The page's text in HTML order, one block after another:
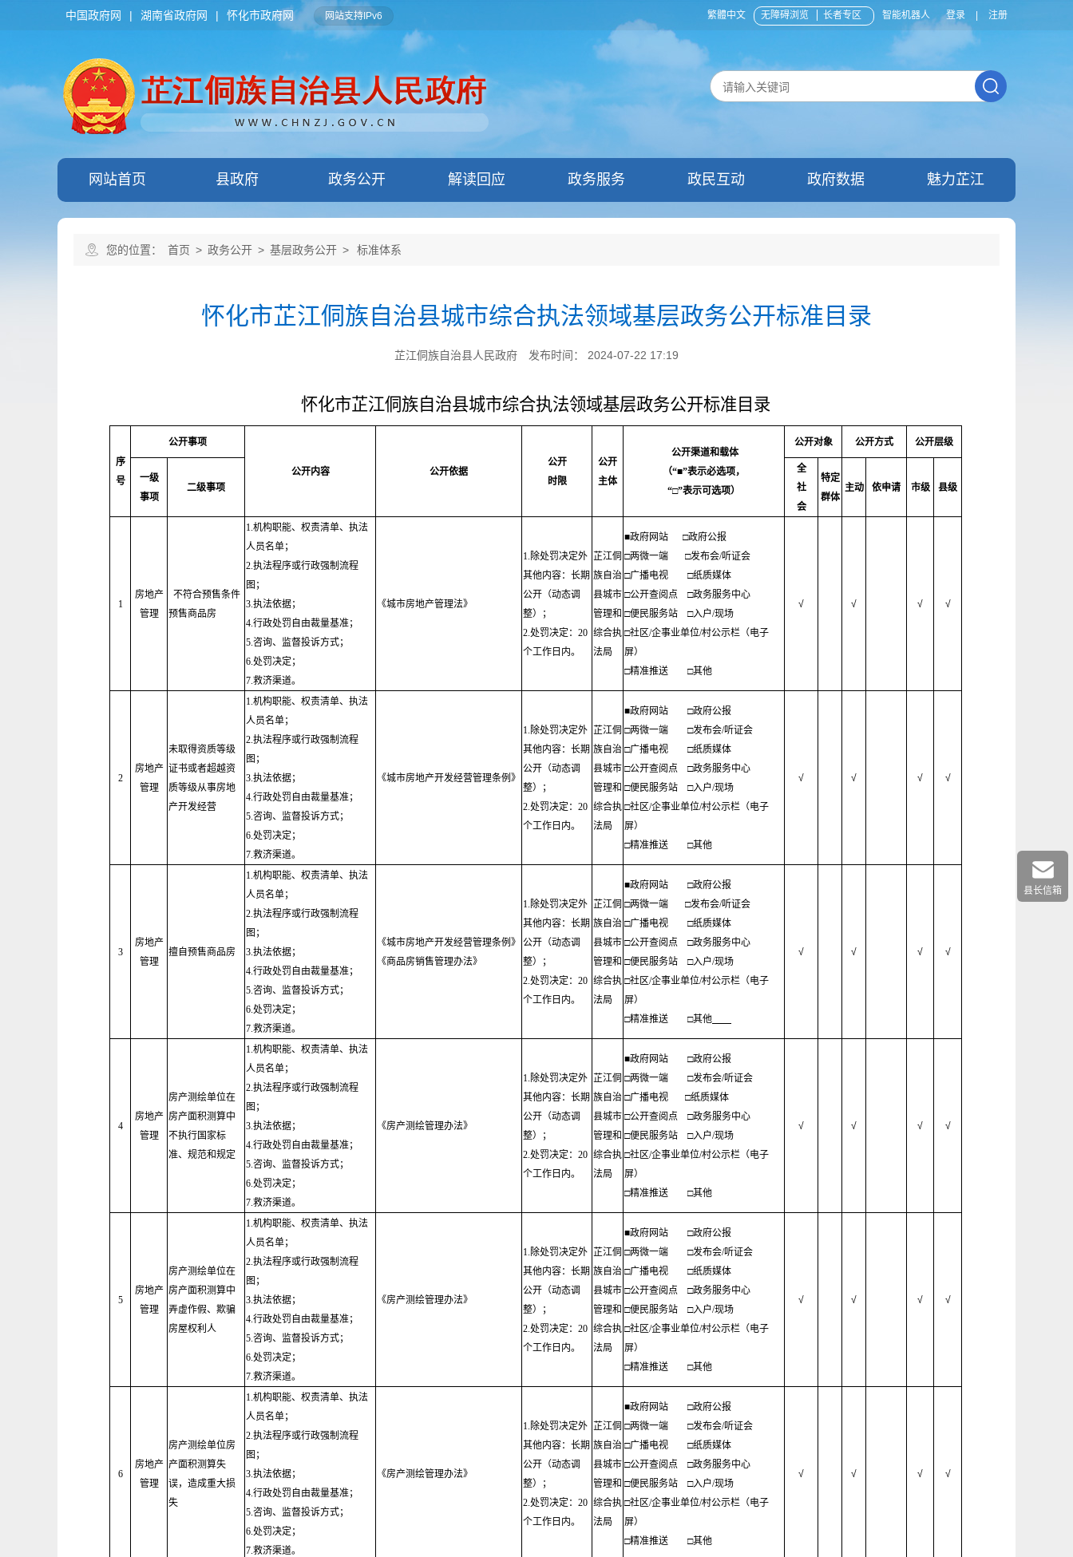
繁體中文 无障碍浏览 长者专区 智能机器人 登录 注册
中国政府网 | 湖南省政府网 | 怀化市政府网 网站支持IPv6
网站首页 县政府 政务公开 解读回应 政务服务 政民互动 政府数据 魅力芷江
您的位置： 首页 > 政务公开 > 基层政务公开 > 标准体系
怀化市芷江侗族自治县城市综合执法领域基层政务公开标准目录
芷江侗族自治县人民政府 发布时间： 2024-07-22 17:19
怀化市芷江侗族自治县城市综合执法领域基层政务公开标准目录
序
号
公开事项
公开内容 公开依据
公开
时限
公开
主体
公开渠道和载体
（“■”表示必选项，
“□”表示可选项）
公开对象 公开方式 公开层级
一级
事项
二级事项
全
社
会
特定
群体
主动 依申请 市级 县级
1
房地产
管理
不符合预售条件
预售商品房
1.机构职能、权责清单、执法
人员名单；
2.执法程序或行政强制流程
图；
3.执法依据；
4.行政处罚自由裁量基准；
5.咨询、监督投诉方式；
6.处罚决定；
7.救济渠道。
《城市房地产管理法》
1.除处罚决定外
其他内容：长期
公开（动态调
整）；
2.处罚决定：20
个工作日内。
芷江侗
族自治
县城市
管理和
综合执
法局
■政府网站
□政府公报
□两微一端
□发布会/听证会
□广播电视
□纸质媒体
□公开查阅点
□政务服务中心
□便民服务站
□入户/现场
□社区/企事业单位/村公示栏（电子
屏）
□精准推送
□其他
√ √ √ √
2
房地产
管理
未取得资质等级
证书或者超越资
质等级从事房地
产开发经营
1.机构职能、权责清单、执法
人员名单；
2.执法程序或行政强制流程
图；
3.执法依据；
4.行政处罚自由裁量基准；
5.咨询、监督投诉方式；
6.处罚决定；
7.救济渠道。
《城市房地产开发经营管理条例》
1.除处罚决定外
其他内容：长期
公开（动态调
整）；
2.处罚决定：20
个工作日内。
芷江侗
族自治
县城市
管理和
综合执
法局
■政府网站
□政府公报
□两微一端
□发布会/听证会
□广播电视
□纸质媒体
□公开查阅点
□政务服务中心
□便民服务站
□入户/现场
□社区/企事业单位/村公示栏（电子
屏）
□精准推送
□其他
√ √ √ √
3
房地产
管理
擅自预售商品房
1.机构职能、权责清单、执法
人员名单；
2.执法程序或行政强制流程
图；
3.执法依据；
4.行政处罚自由裁量基准；
5.咨询、监督投诉方式；
6.处罚决定；
7.救济渠道。
《城市房地产开发经营管理条例》
《商品房销售管理办法》
1.除处罚决定外
其他内容：长期
公开（动态调
整）；
2.处罚决定：20
个工作日内。
芷江侗
族自治
县城市
管理和
综合执
法局
■政府网站
□政府公报
□两微一端
□发布会/听证会
□广播电视
□纸质媒体
□公开查阅点
□政务服务中心
□便民服务站
□入户/现场
□社区/企事业单位/村公示栏（电子
屏）
□精准推送
□其他
√ √ √ √
4
房地产
管理
房产测绘单位在
房产面积测算中
不执行国家标
准、规范和规定
1.机构职能、权责清单、执法
人员名单；
2.执法程序或行政强制流程
图；
3.执法依据；
4.行政处罚自由裁量基准；
5.咨询、监督投诉方式；
6.处罚决定；
7.救济渠道。
《房产测绘管理办法》
1.除处罚决定外
其他内容：长期
公开（动态调
整）；
2.处罚决定：20
个工作日内。
芷江侗
族自治
县城市
管理和
综合执
法局
■政府网站
□政府公报
□两微一端
□发布会/听证会
□广播电视
□纸质媒体
□公开查阅点
□政务服务中心
□便民服务站
□入户/现场
□社区/企事业单位/村公示栏（电子
屏）
□精准推送
□其他
√ √ √ √
5
房地产
管理
房产测绘单位在
房产面积测算中
弄虚作假、欺骗
房屋权利人
1.机构职能、权责清单、执法
人员名单；
2.执法程序或行政强制流程
图；
3.执法依据；
4.行政处罚自由裁量基准；
5.咨询、监督投诉方式；
6.处罚决定；
7.救济渠道。
《房产测绘管理办法》
1.除处罚决定外
其他内容：长期
公开（动态调
整）；
2.处罚决定：20
个工作日内。
芷江侗
族自治
县城市
管理和
综合执
法局
■政府网站
□政府公报
□两微一端
□发布会/听证会
□广播电视
□纸质媒体
□公开查阅点
□政务服务中心
□便民服务站
□入户/现场
□社区/企事业单位/村公示栏（电子
屏）
□精准推送
□其他
√ √ √ √
6
房地产
管理
房产测绘单位房
产面积测算失
误，造成重大损
失
1.机构职能、权责清单、执法
人员名单；
2.执法程序或行政强制流程
图；
3.执法依据；
4.行政处罚自由裁量基准；
5.咨询、监督投诉方式；
6.处罚决定；
7.救济渠道。
《房产测绘管理办法》
1.除处罚决定外
其他内容：长期
公开（动态调
整）；
2.处罚决定：20
个工作日内。
芷江侗
族自治
县城市
管理和
综合执
法局
■政府网站
□政府公报
□两微一端
□发布会/听证会
□广播电视
□纸质媒体
□公开查阅点
□政务服务中心
□便民服务站
□入户/现场
□社区/企事业单位/村公示栏（电子
屏）
□精准推送
□其他
√ √ √ √
县长信箱